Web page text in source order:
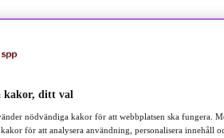
kakor, ditt val
nödvändiga kakor för att webbplatsen ska fungera.
för att analysera användning, personalisera innehåll